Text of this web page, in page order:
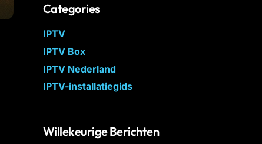
Categories
IPTV
IPTV Box
IPTV Nederland
IPTV-installatiegids
Willekeurige Berichten